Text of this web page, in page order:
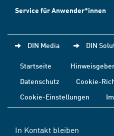
Service für Anwender*innen
DIN Media DIN
Startseite
Datenschutz
Cookie-
Cookie-Einstellungen
In Kontakt bleiben